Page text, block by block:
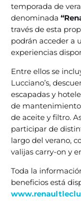
temporada de
denominada
través de esta
podrán acceder a
experiencias
Entre ellos se
Lucciano’s,
escapadas y
de
de aceite y filtro.
participar de
largo del verano,
valijas carry-on y
Toda la
beneficios está